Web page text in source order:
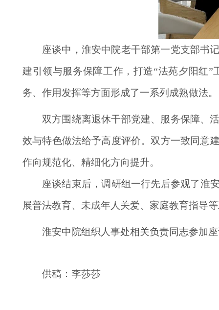
座谈中，淮安中院老干部第一党支部书
建引领与服务保障工作，打造“法苑夕阳红
务、作用发挥等方面形成了一系列成熟做法。
双方围绕离退休干部党建、服务保障、
效与特色做法给予高度评价。双方一致同意
作向规范化、精细化方向提升。
座谈结束后，调研组一行先后参观了淮
展普法教育、未成年人关爱、家庭教育指导
淮安中院组织人事处相关负责同志参加
供稿：李莎莎